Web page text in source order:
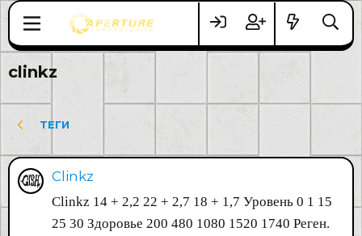
clinkz
ТЕГИ
Clinkz
Clinkz 14 + 2,2 22 + 2,7 18 + 1,7 Уровень 0 1 15
25 30 Здоровье 200 480 1080 1520 1740 Реген.